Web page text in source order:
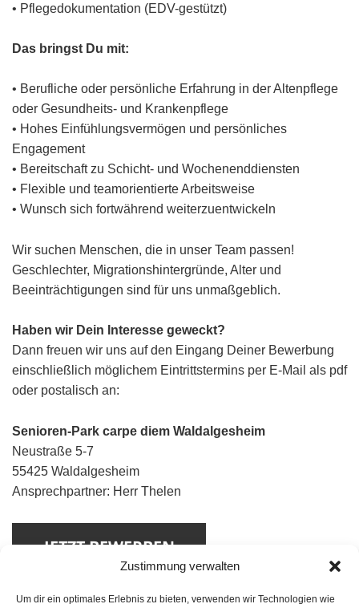
Zustimmung verwalten
Um dir ein optimales Erlebnis zu bieten, verwenden wir Technologien wie
• Pflegedokumentation (EDV-gestützt)
Das bringst Du mit:
• Berufliche oder persönliche Erfahrung in der Altenpflege
oder Gesundheits- und Krankenpflege
• Hohes Einfühlungsvermögen und persönliches
Engagement
• Bereitschaft zu Schicht- und Wochenenddiensten
• Flexible und teamorientierte Arbeitsweise
• Wunsch sich fortwährend weiterzuentwickeln
Wir suchen Menschen, die in unser Team passen!
Geschlechter, Migrationshintergründe, Alter und
Beeinträchtigungen sind für uns unmaßgeblich.
Haben wir Dein Interesse geweckt?
Dann freuen wir uns auf den Eingang Deiner Bewerbung
einschließlich möglichem Eintrittstermins per E-Mail als pdf
oder postalisch an:
Senioren-Park carpe diem Waldalgesheim
Neustraße 5-7
55425 Waldalgesheim
Ansprechpartner: Herr Thelen